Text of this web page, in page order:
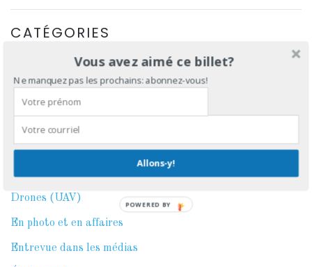
CATÉGORIES
Behind the scene
Conférences
Drones (UAV)
En photo et en affaires
Entrevue dans les médias
Vous avez aimé ce billet?
Ne manquez pas les prochains: abonnez-vous!
Allons-y!
POWERED BY